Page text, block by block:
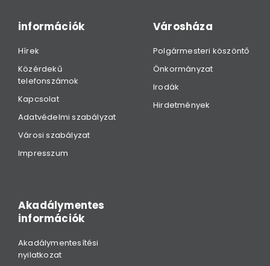
információk
Hírek
Közérdekű
telefonszámok
Kapcsolat
Adatvédelmi szabályzat
Városi szabályzat
Impresszum
Városháza
Polgármesteri köszöntő
Önkormányzat
Irodák
Hirdetmények
Akadálymentes
információk
Akadálymentesítési
nyilatkozat